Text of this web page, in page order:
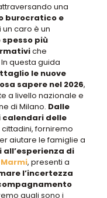
una
burocratico e
caro è un
spesso più
che
In questa guida
le nuove
sapere nel 2026,
a livello nazionale e
di Milano. Dalle
calendari delle
forniremo
aiutare le famiglie a
di
, presenti a
l’incertezza
quali sono i